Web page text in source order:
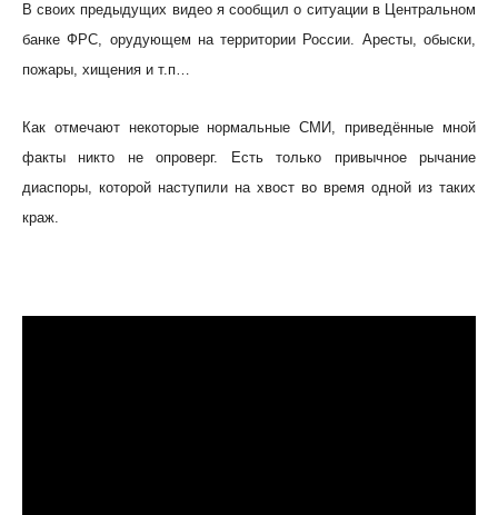
В своих предыдущих видео я сообщил о ситуации в Центральном
банке ФРС, орудующем на территории России. Аресты, обыски,
пожары, хищения и т.п…
Как отмечают некоторые нормальные СМИ, приведённые мной
факты никто не опроверг. Есть только привычное рычание
диаспоры, которой наступили на хвост во время одной из таких
краж.